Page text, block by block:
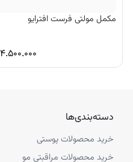
مکمل مولتی فرست افترایو
۴.۵۰۰.۰۰۰
دسته‌بندی‌ها
خرید محصولات پوستی
خرید محصولات مراقبتی مو